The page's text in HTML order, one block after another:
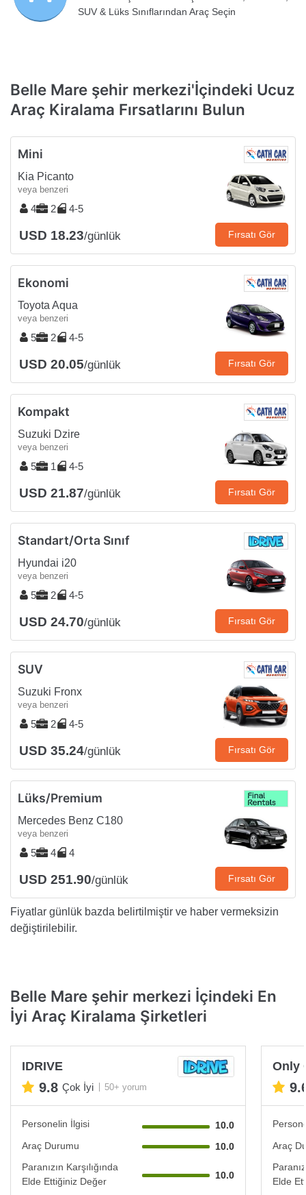
SUV & Lüks Sınıflarından Araç Seçin
Belle Mare şehir merkezi'İçindeki Ucuz
Araç Kiralama Fırsatlarını Bulun
Mini
Kia Picanto
veya benzeri
4 2 4-5
USD 18.23/günlük Fırsatı Gör
Ekonomi
Toyota Aqua
veya benzeri
5 2 4-5
USD 20.05/günlük Fırsatı Gör
Kompakt
Suzuki Dzire
veya benzeri
5 1 4-5
USD 21.87/günlük Fırsatı Gör
Standart/Orta Sınıf
Hyundai i20
veya benzeri
5 2 4-5
USD 24.70/günlük Fırsatı Gör
SUV
Suzuki Fronx
veya benzeri
5 2 4-5
USD 35.24/günlük Fırsatı Gör
Lüks/Premium
Mercedes Benz C180
veya benzeri
5 4 4
USD 251.90/günlük Fırsatı Gör
Fiyatlar günlük bazda belirtilmiştir ve haber vermeksizin
değiştirilebilir.
Belle Mare şehir merkezi İçindeki En
İyi Araç Kiralama Şirketleri
IDRIVE
9.8 Çok İyi 50+ yorum
Personelin İlgisi
10.0
Araç Durumu
10.0
Paranızın Karşılığında
Elde Ettiğiniz Değer
10.0
Only
Araç
Elde